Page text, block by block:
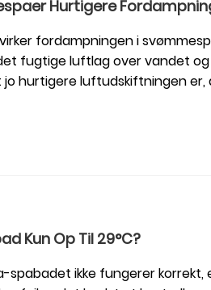
Hurtigere
fordampningen i
fugtige luftlag over vandet
hurtigere luftudskiftningen er,
Kun Op Til 29°C?
spabadet ikke fungerer